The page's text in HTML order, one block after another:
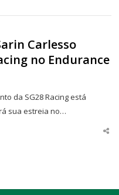
Carlesso
no Endurance
da SG28 Racing está
sua estreia no…